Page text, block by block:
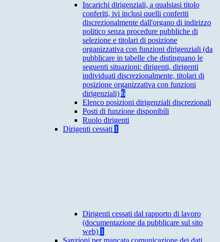
Incarichi dirigenziali, a qualsiasi titolo
conferiti, ivi inclusi quelli conferiti
discrezionalmente dall'organo di indirizzo
politico senza procedure pubbliche di
selezione e titolari di posizione
organizzativa con funzioni dirigenziali (da
pubblicare in tabelle che distinguano le
seguenti situazioni: dirigenti, dirigenti
individuati discrezionalmente, titolari di
posizione organizzativa con funzioni
dirigenziali) 6
Elenco posizioni dirigenziali discrezionali
Posti di funzione disponibili
Ruolo dirigenti
Dirigenti cessati 1
Dirigenti cessati dal rapporto di lavoro
(documentazione da pubblicare sul sito
web) 1